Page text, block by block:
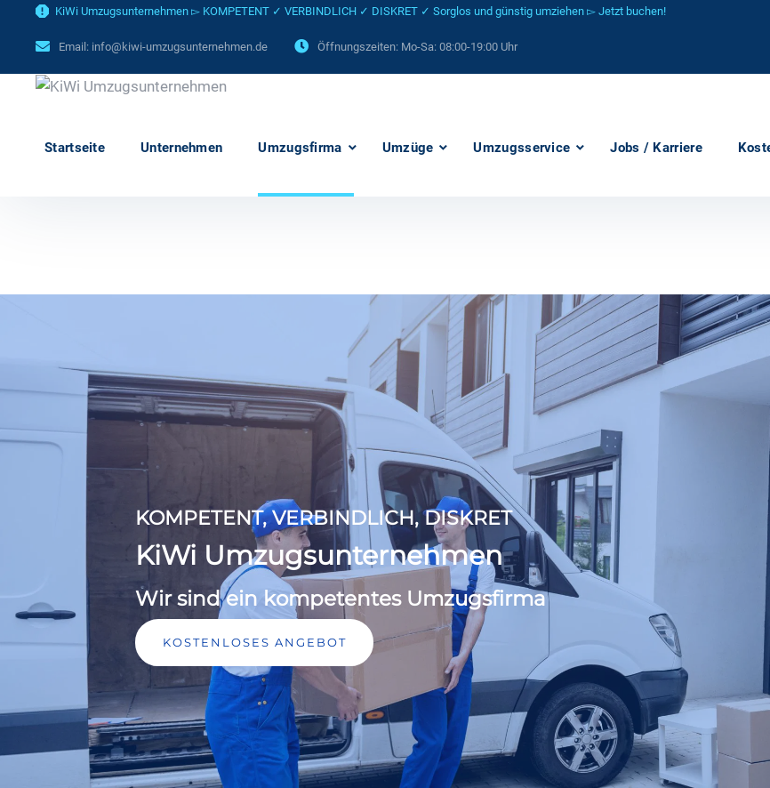
KiWi Umzugsunternehmen ▻ KOMPETENT ✓ VERBINDLICH ✓ DISKRET ✓ Sorglos und günstig umziehen ▻ Jetzt buchen!
Email: info@kiwi-umzugsunternehmen.de Öffnungszeiten: Mo-Sa: 08:00-19:00 Uhr
Startseite Unternehmen Umzugsfirma Umzüge Umzugsservice Jobs / Karriere
KOMPETENT, VERBINDLICH, DISKRET
KiWi Umzugsunternehmen
Wir sind ein kompetentes Umzugsfirma
KOSTENLOSES ANGEBOT